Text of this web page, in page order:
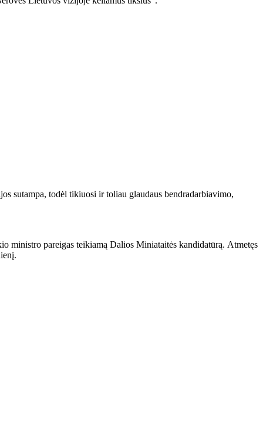
sutampa, todėl tikiuosi ir toliau glaudaus bendradarbiavimo,
ministro pareigas teikiamą Dalios Miniataitės kandidatūrą. Atmetęs